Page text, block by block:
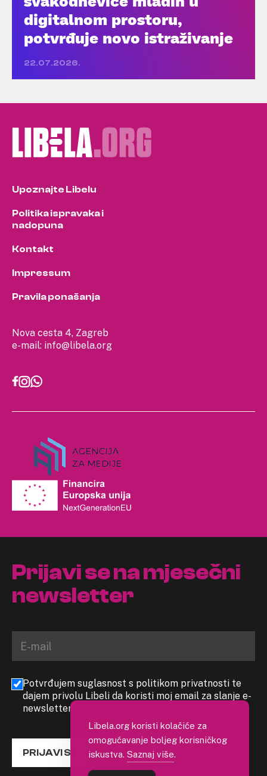
digitalnom prostoru,
potvrđuje novo istraživanje
22.07.2026.
Nova cesta 4, Zagreb
e-mail: info@libela.org
Upoznajte Libelu
Politika ispravaka i
nadopuna
Kontakt
Impressum
Pravila ponašanja
Prijavi se na mjesečni
newsletter
Potvrđujem suglasnost s politikom privatnosti te
dajem privolu Libeli da koristi moj email za slanje e-
newslettera
PRIJAVI SE
Libela.org koristi kolačiće za
omogućavanje boljeg korisničkog
iskustva. Saznaj više.